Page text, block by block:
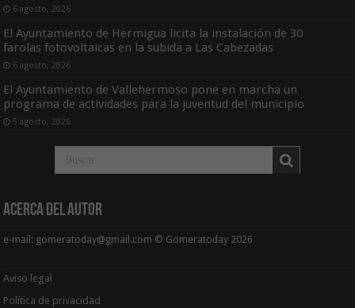
6 agosto, 2026
El Ayuntamiento de Hermigua licita la instalación de 30
farolas fotovoltaicas en la subida a Las Cabezadas
6 agosto, 2026
El Ayuntamiento de Vallehermoso pone en marcha un
programa de actividades para la juventud del municipio
5 agosto, 2026
Acerca del Autor
e-mail: gomeratoday@gmail.com © Gomeratoday 2026
Aviso legal
Política de privacidad